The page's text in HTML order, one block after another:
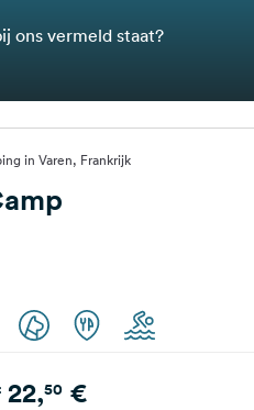
ons vermeld staat?
in Varen, Frankrijk
22,50€